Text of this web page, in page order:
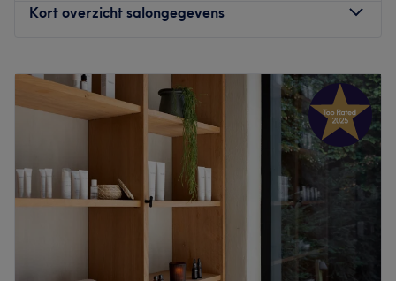
Kort overzicht salongegevens
Dinsdag
10:00–18:00
Woensdag
10:00 –18:00
Donderdag
10:00–18:00
10:00–18:00
Zaterdag
18:00
Zondag
Gesloten
Beauty Designer est un institut de beauté situé en plein
centre du quartier Châtelain à Ixelles. Découvrez un salon
convivial qui vous réserve un moment unique de bien-être